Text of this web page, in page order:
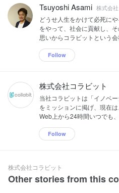
Tsuyoshi Asami 株式会
どうせ人生をかけて必死に
をやって、社会に貢献し、
思いからコラビットという
Follow
株式会社コラビット
当社コラビットは「イノベ
をミッションに掲げ、現在
Web上から24時間いつでも
Follow
株式会社コラビット
Other stories from this